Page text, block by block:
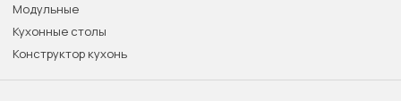
Модульные
Кухонные столы
Конструктор кухонь